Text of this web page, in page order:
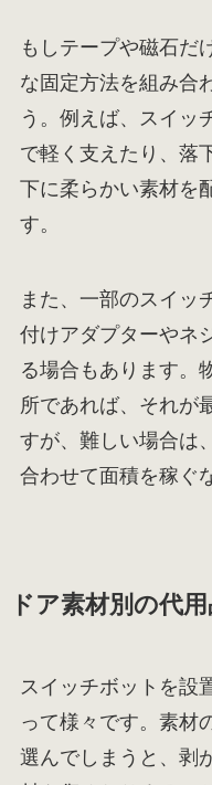
もしテープや磁石だ
な固定方法を組み合
う。例えば、スイッ
で軽く支えたり、落
下に柔らかい素材を
す。
また、一部のスイッ
付けアダプターやネ
る場合もあります。
所であれば、それが
すが、難しい場合は
合わせて面積を稼ぐ
ドア素材別の代
スイッチボットを設
って様々です。素材
選んでしまうと、剥